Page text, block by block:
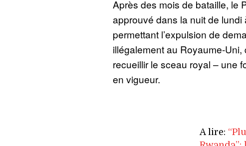
Après des mois de bataille, le
approuvé dans la nuit de lundi
permettant l’expulsion de
illégalement au Royaume-
recueillir le sceau royal – une
en vigueur.
A lire: